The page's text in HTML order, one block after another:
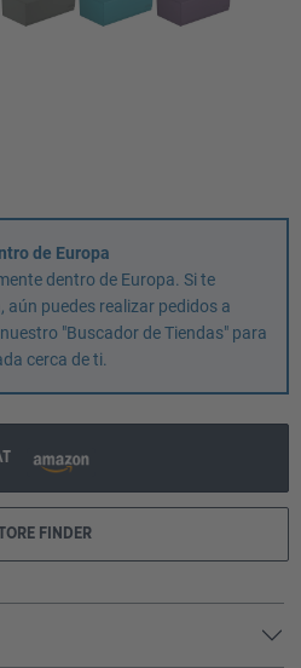
de Europa
dentro de Europa. Si te
aún puedes realizar pedidos a
"Buscador de Tiendas" para
cerca de ti.
FINDER